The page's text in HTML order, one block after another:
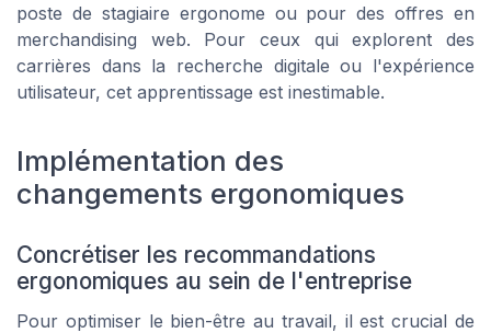
poste de stagiaire ergonome ou pour des offres en
merchandising web. Pour ceux qui explorent des
carrières dans la recherche digitale ou l'expérience
utilisateur, cet apprentissage est inestimable.
Implémentation des
changements ergonomiques
Concrétiser les recommandations
ergonomiques au sein de l'entreprise
Pour optimiser le bien-être au travail, il est crucial de